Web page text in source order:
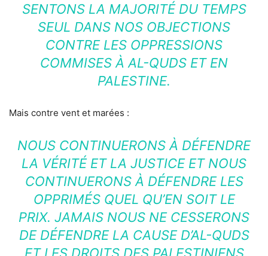
SENTONS LA MAJORITÉ DU TEMPS
SEUL DANS NOS OBJECTIONS
CONTRE LES OPPRESSIONS
COMMISES À AL-QUDS ET EN
PALESTINE.
Mais contre vent et marées :
NOUS CONTINUERONS À DÉFENDRE
LA VÉRITÉ ET LA JUSTICE ET NOUS
CONTINUERONS À DÉFENDRE LES
OPPRIMÉS QUEL QU’EN SOIT LE
PRIX. JAMAIS NOUS NE CESSERONS
DE DÉFENDRE LA CAUSE D’AL-QUDS